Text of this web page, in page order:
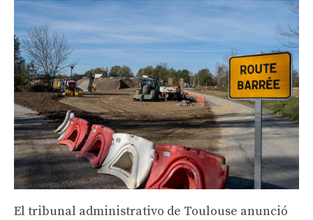
El tribunal administrativo de Toulouse anunció